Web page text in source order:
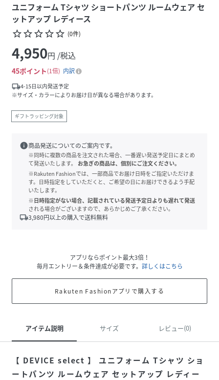
ユニフォーム Tシャツ ショートパンツ ルームウェア セ
ットアップ レディース
star_borderstar_borderstar_borderstar_borderstar_border (0件)
4,950円 /税込
45ポイント 1倍
内訳
local_shipping4-15日以内発送予定
※サイズ・カラーによりお届け日が異なる場合があります。
ギフトラッピング対象
info商品発送についてのご案内です。
※同時に複数の商品を注文された場合、一番遅い発送予定日にまとめ
て発送いたします。
お急ぎの商品は、個別にご注文ください。
※Rakuten Fashionでは、一部商品でお届け日時をご指定いただけま
す。日時指定をしていただくと、ご希望の日にお届けできるよう手配
いたします。
※日時指定がない場合、記載されている発送予定日よりも遅れて発送
される場合がございますので、あらかじめご了承ください。
local_shipping3,980円以上の購入で送料無料
アプリならポイント最大3倍！
毎月エントリー＆条件達成が必要です。 詳しくはこちら
Rakuten Fashionアプリで購入する
アイテム説明 サイズ レビュー(0)
【 DEVICE select 】 ユニフォーム Tシャツ ショ
ートパンツ ルームウェア セットアップ レディー